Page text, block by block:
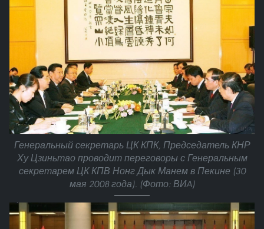
Генеральный секретарь ЦК КПК, Председатель КНР
Ху Цзиньтао проводит переговоры с Генеральным
секретарем ЦК КПВ Нонг Дык Манем в Пекине (30
мая 2008 года). (Фото: ВИA)